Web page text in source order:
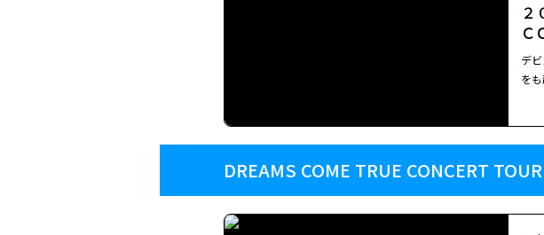
デ
を
DREAMS COME TRUE CONCERT